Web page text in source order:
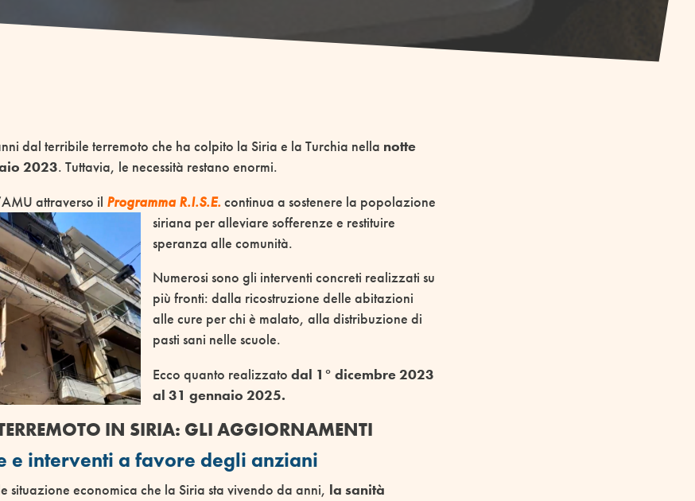
dal terribile terremoto che ha colpito la Siria e la Turchia nella notte
2023. Tuttavia, le necessità restano enormi.
attraverso il Programma R.I.S.E.continua a sostenere la popolazione
siriana peralleviare sofferenze e restituire
speranza alle comunità.
Numerosi sono gli interventi concreti realizzati su
più fronti: dalla ricostruzione delle abitazioni
alle cure per chi è malato, alla distribuzione di
pasti sani nelle scuole.
Ecco quanto realizzatodal 1° dicembre 2023
al 31 gennaio 2025.
IN SIRIA: GLI AGGIORNAMENTI
e interventi a favore degli anziani
situazione economica che la Siria sta vivendo da anni, la sanità